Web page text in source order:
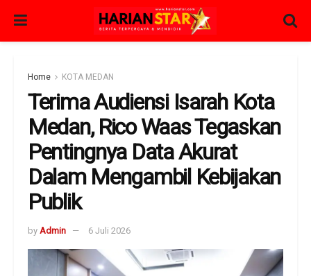
Home KOTA MEDAN
Terima Audiensi Isarah Kota
Medan, Rico Waas Tegaskan
Pentingnya Data Akurat
Dalam Mengambil Kebijakan
Publik
by Admin 6 Juli 2026